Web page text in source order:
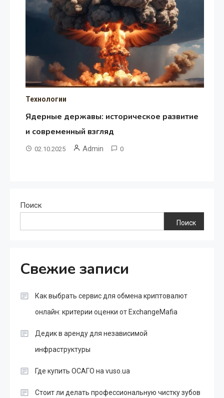
Технологии
Ядерные державы: историческое развитие
и современный взгляд
02.10.2025 Admin 0
Поиск
Поиск
Свежие записи
Как выбрать сервис для обмена криптовалют
онлайн: критерии оценки от ExchangeMafia
Дедик в аренду для независимой
инфраструктуры
Где купить ОСАГО на vuso.ua
Стоит ли делать профессиональную чистку зубов